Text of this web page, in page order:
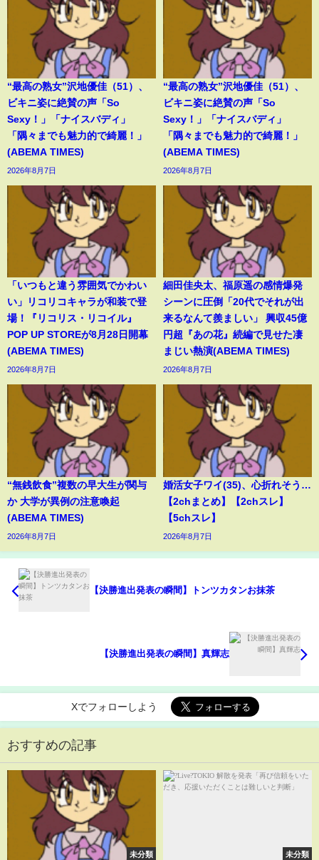
“最高の熟女”沢地優佳（51）、
ビキニ姿に絶賛の声「So
Sexy！」「ナイスバディ」
「隅々までも魅力的で綺麗！」
(ABEMA TIMES)
2026年8月7日
“最高の熟女”沢地優佳（51）、
ビキニ姿に絶賛の声「So
Sexy！」「ナイスバディ」
「隅々までも魅力的で綺麗！」
(ABEMA TIMES)
2026年8月7日
「いつもと違う雰囲気でかわい
い」リコリコキャラが和装で登
場！『リコリス・リコイル』
POP UP STOREが8月28日開幕
(ABEMA TIMES)
2026年8月7日
細田佳央太、福原遥の感情爆発
シーンに圧倒「20代でそれが出
来るなんて羨ましい」 興収45億
円超『あの花』続編で見せた凄
まじい熱演(ABEMA TIMES)
2026年8月7日
“無銭飲食”複数の早大生が関与
か 大学が異例の注意喚起
(ABEMA TIMES)
2026年8月7日
婚活女子ワイ(35)、心折れそう…
【2chまとめ】【2chスレ】
【5chスレ】
2026年8月7日
【決勝進出発表の瞬間】トンツカタンお抹茶
【決勝進出発表の瞬間】真輝志
Xでフォローしよう
おすすめの記事
未分類 未分類